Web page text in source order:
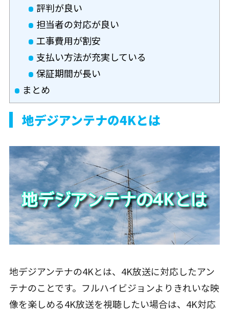
評判が良い
担当者の対応が良い
工事費用が割安
支払い方法が充実している
保証期間が長い
まとめ
地デジアンテナの4Kとは
地デジアンテナの4Kとは、4K放送に対応したアン
テナのことです。フルハイビジョンよりきれいな映
像を楽しめる4K放送を視聴したい場合は、4K対応